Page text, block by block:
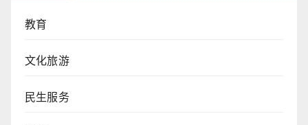
教育
文化旅游
民生服务